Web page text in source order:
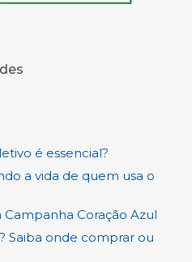
é essencial?
a vida de quem usa o
Campanha Coração Azul
Saiba onde comprar ou